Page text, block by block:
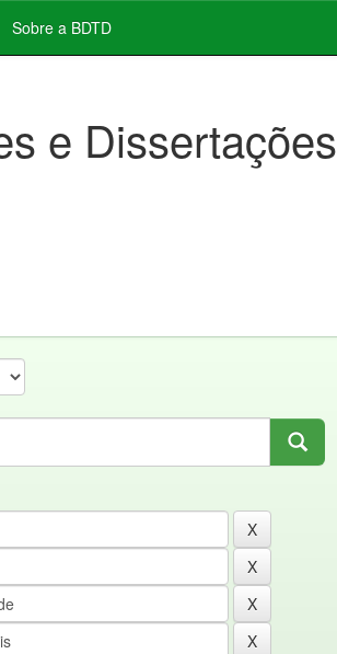
Sobre a BDTD
e Dissertações